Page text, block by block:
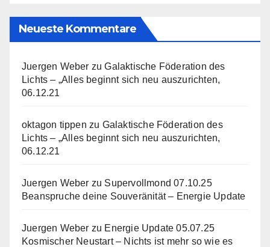
Neueste Kommentare
Juergen Weber zuGalaktische Föderation des
Lichts – „Alles beginnt sich neu auszurichten,
06.12.21
oktagon tippen zu Galaktische Föderation des
Lichts – „Alles beginnt sich neu auszurichten,
06.12.21
Juergen Weber zu Supervollmond 07.10.25
Beanspruche deine Souveränität – Energie Update
Juergen Weber zu Energie Update 05.07.25
Kosmischer Neustart – Nichts ist mehr so wie es